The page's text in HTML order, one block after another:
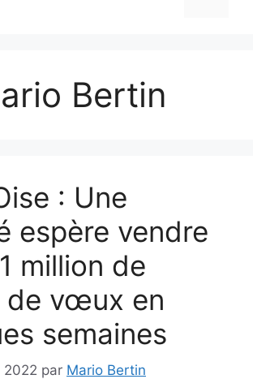
Bertin
: Une
espère vendre
million de
de vœux en
semaines
2022 par Mario Bertin